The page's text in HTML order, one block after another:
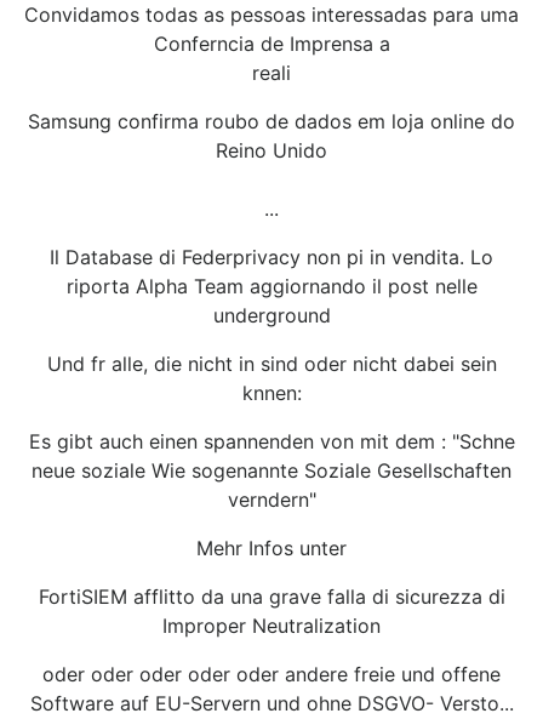
Convidamos todas as pessoas interessadas para uma
Conferncia de Imprensa a
reali
Samsung confirma roubo de dados em loja online do
Reino Unido
...
Il Database di Federprivacy non pi in vendita. Lo
riporta Alpha Team aggiornando il post nelle
underground
Und fr alle, die nicht in sind oder nicht dabei sein
knnen:
Es gibt auch einen spannenden von mit dem : "Schne
neue soziale Wie sogenannte Soziale Gesellschaften
verndern"
Mehr Infos unter
FortiSIEM afflitto da una grave falla di sicurezza di
Improper Neutralization
oder oder oder oder oder andere freie und offene
Software auf EU-Servern und ohne DSGVO- Versto...